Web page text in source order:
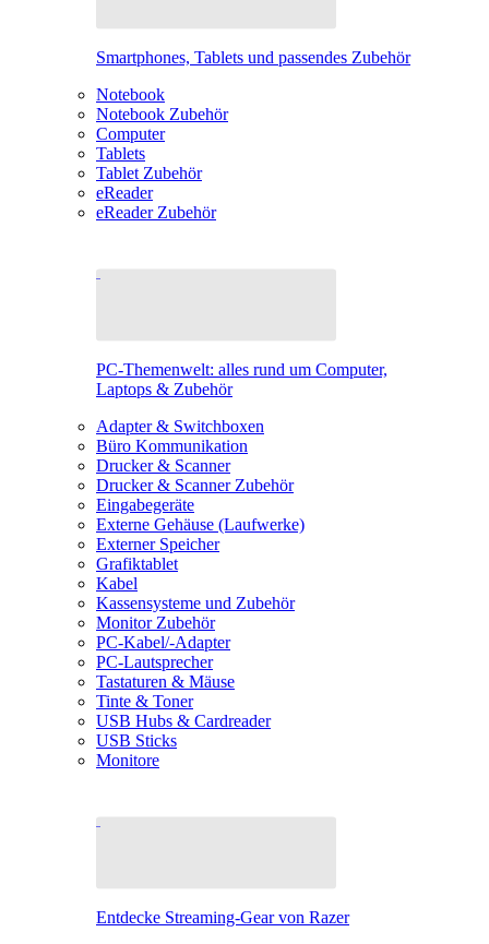
Smartphones, Tablets und passendes Zubehör
Notebook
Notebook Zubehör
Computer
Tablets
Tablet Zubehör
eReader
eReader Zubehör
PC-Themenwelt: alles rund um Computer,
Laptops & Zubehör
Adapter & Switchboxen
Büro Kommunikation
Drucker & Scanner
Drucker & Scanner Zubehör
Eingabegeräte
Externe Gehäuse (Laufwerke)
Externer Speicher
Grafiktablet
Kabel
Kassensysteme und Zubehör
Monitor Zubehör
PC-Kabel/-Adapter
PC-Lautsprecher
Tastaturen & Mäuse
Tinte & Toner
USB Hubs & Cardreader
USB Sticks
Monitore
Entdecke Streaming-Gear von Razer